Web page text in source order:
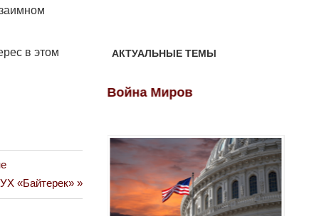
в этом
«Байтерек»
АКТУАЛЬНЫЕ ТЕМЫ
Война Миров